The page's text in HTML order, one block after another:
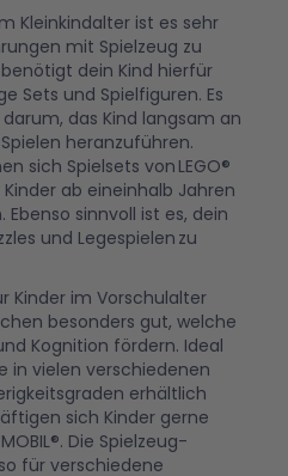
Kleinkindalter ist es sehr
mit Spielzeug zu
dein Kind hierfür
Sets und Spielfiguren. Es
das Kind langsam an
heranzuführen.
sich Spielsets von LEGO®
Kinder ab eineinhalb Jahren
sinnvoll ist es, dein
und Legespielen zu
Kinder im Vorschulalter
besonders gut, welche
Kognition fördern. Ideal
in vielen verschiedenen
erhältlich
sich Kinder gerne
Die Spielzeug-
für verschiedene